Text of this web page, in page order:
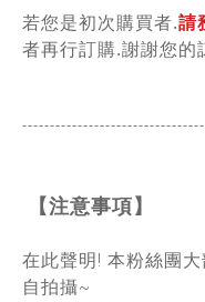
若您是初次購買者.請
者再行訂購.謝謝您的
【注意事項】
在此聲明! 本粉絲團
自拍攝~